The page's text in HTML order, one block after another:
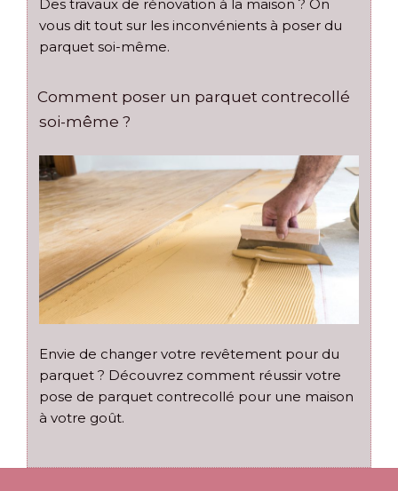
Des travaux de rénovation à la maison ? On
vous dit tout sur les inconvénients à poser du
parquet soi-même.
Comment poser un parquet contrecollé
soi-même ?
Envie de changer votre revêtement pour du
parquet ? Découvrez comment réussir votre
pose de parquet contrecollé pour une maison
à votre goût.